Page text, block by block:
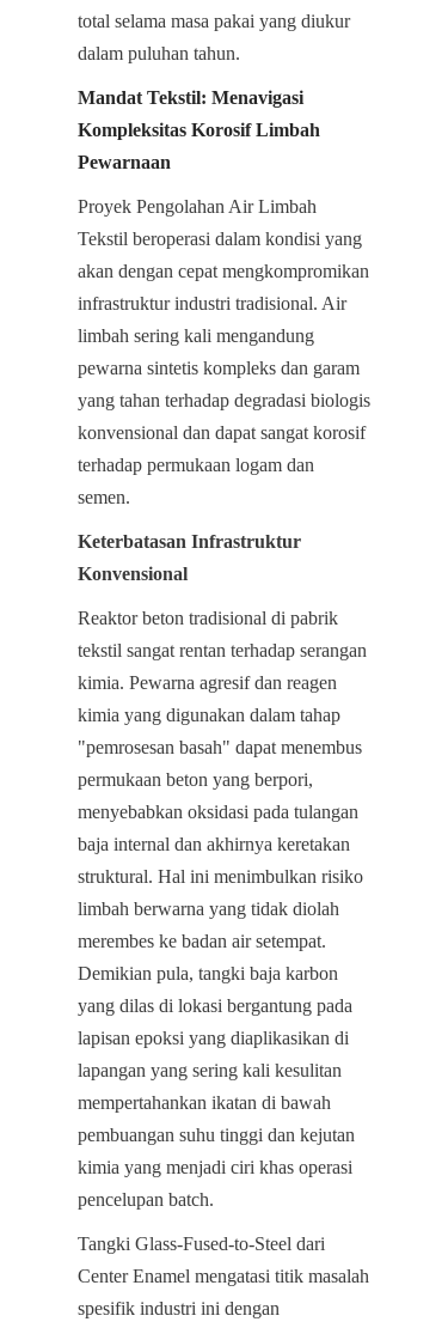
total selama masa pakai yang diukur
dalam puluhan tahun.
Mandat Tekstil: Menavigasi
Kompleksitas Korosif Limbah
Pewarnaan
Proyek Pengolahan Air Limbah
Tekstil beroperasi dalam kondisi yang
akan dengan cepat mengkompromikan
infrastruktur industri tradisional. Air
limbah sering kali mengandung
pewarna sintetis kompleks dan garam
yang tahan terhadap degradasi biologis
konvensional dan dapat sangat korosif
terhadap permukaan logam dan
semen.
Keterbatasan Infrastruktur
Konvensional
Reaktor beton tradisional di pabrik
tekstil sangat rentan terhadap serangan
kimia. Pewarna agresif dan reagen
kimia yang digunakan dalam tahap
"pemrosesan basah" dapat menembus
permukaan beton yang berpori,
menyebabkan oksidasi pada tulangan
baja internal dan akhirnya keretakan
struktural. Hal ini menimbulkan risiko
limbah berwarna yang tidak diolah
merembes ke badan air setempat.
Demikian pula, tangki baja karbon
yang dilas di lokasi bergantung pada
lapisan epoksi yang diaplikasikan di
lapangan yang sering kali kesulitan
mempertahankan ikatan di bawah
pembuangan suhu tinggi dan kejutan
kimia yang menjadi ciri khas operasi
pencelupan batch.
Tangki Glass-Fused-to-Steel dari
Center Enamel mengatasi titik masalah
spesifik industri ini dengan